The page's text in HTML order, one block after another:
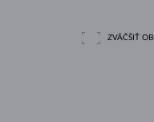
ZVÄČŠIŤ